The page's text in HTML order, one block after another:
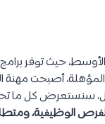
الأوسط، حيث توفر
أصبحت مهنة
سنستعرض كل ما
الوظيفية،